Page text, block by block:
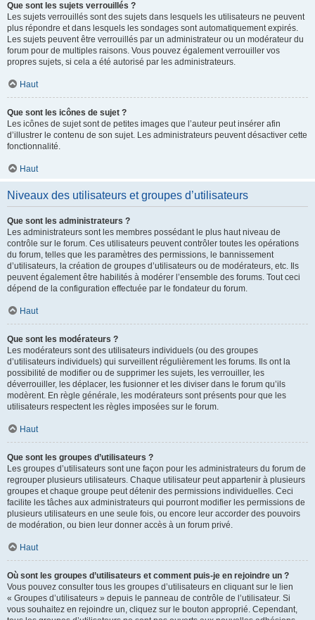
Que sont les sujets verrouillés ?
Les sujets verrouillés sont des sujets dans lesquels les utilisateurs ne peuvent
plus répondre et dans lesquels les sondages sont automatiquement expirés.
Les sujets peuvent être verrouillés par un administrateur ou un modérateur du
forum pour de multiples raisons. Vous pouvez également verrouiller vos
propres sujets, si cela a été autorisé par les administrateurs.
Haut
Que sont les icônes de sujet ?
Les icônes de sujet sont de petites images que l’auteur peut insérer afin
d’illustrer le contenu de son sujet. Les administrateurs peuvent désactiver cette
fonctionnalité.
Haut
Niveaux des utilisateurs et groupes d’utilisateurs
Que sont les administrateurs ?
Les administrateurs sont les membres possédant le plus haut niveau de
contrôle sur le forum. Ces utilisateurs peuvent contrôler toutes les opérations
du forum, telles que les paramètres des permissions, le bannissement
d’utilisateurs, la création de groupes d’utilisateurs ou de modérateurs, etc. Ils
peuvent également être habilités à modérer l’ensemble des forums. Tout ceci
dépend de la configuration effectuée par le fondateur du forum.
Haut
Que sont les modérateurs ?
Les modérateurs sont des utilisateurs individuels (ou des groupes
d’utilisateurs individuels) qui surveillent régulièrement les forums. Ils ont la
possibilité de modifier ou de supprimer les sujets, les verrouiller, les
déverrouiller, les déplacer, les fusionner et les diviser dans le forum qu’ils
modèrent. En règle générale, les modérateurs sont présents pour que les
utilisateurs respectent les règles imposées sur le forum.
Haut
Que sont les groupes d’utilisateurs ?
Les groupes d’utilisateurs sont une façon pour les administrateurs du forum de
regrouper plusieurs utilisateurs. Chaque utilisateur peut appartenir à plusieurs
groupes et chaque groupe peut détenir des permissions individuelles. Ceci
facilite les tâches aux administrateurs qui pourront modifier les permissions de
plusieurs utilisateurs en une seule fois, ou encore leur accorder des pouvoirs
de modération, ou bien leur donner accès à un forum privé.
Haut
Où sont les groupes d’utilisateurs et comment puis-je en rejoindre un ?
Vous pouvez consulter tous les groupes d’utilisateurs en cliquant sur le lien
« Groupes d’utilisateurs » depuis le panneau de contrôle de l’utilisateur. Si
vous souhaitez en rejoindre un, cliquez sur le bouton approprié. Cependant,